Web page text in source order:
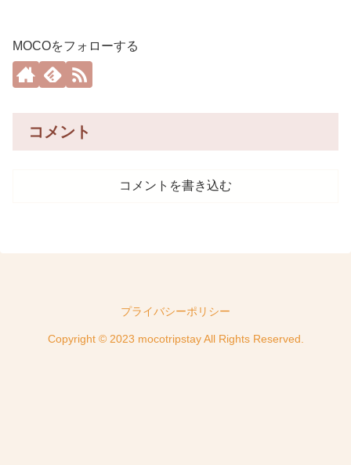
MOCOをフォローする
コメント
コメントを書き込む
プライバシーポリシー
Copyright © 2023 mocotripstay All Rights Reserved.